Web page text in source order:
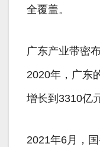
全覆盖。
广东产业带密
2020年，广东
增长到3310亿
2021年6月，